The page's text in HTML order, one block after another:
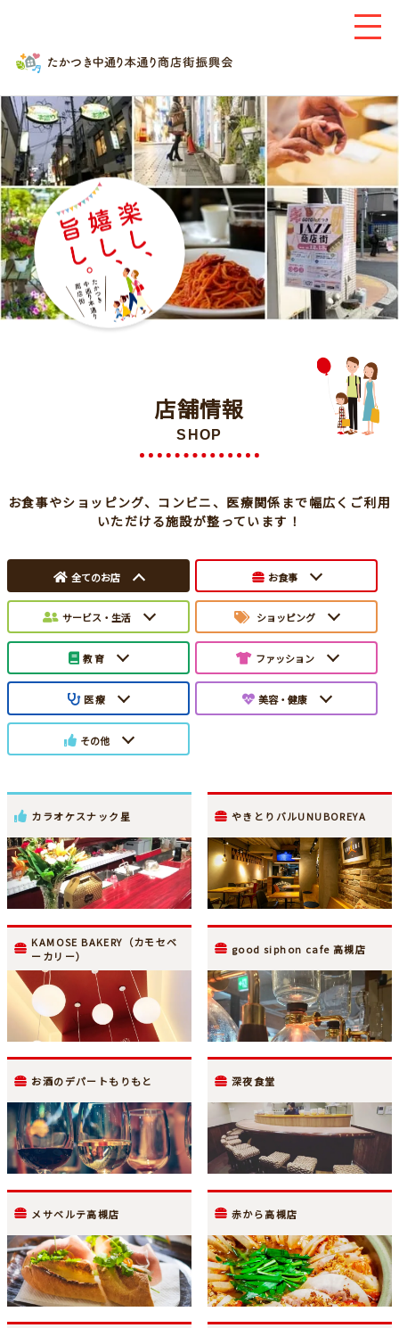
店舗情報
SHOP
お食事やショッピング、コンビニ、医療関係まで幅広くご利用
いただける施設が整っています！
全てのお店 お食事
サービス・生活 ショッピング
教 育 ファッション
医 療 美容・健康
その他
カラオケスナック星 やきとりバルUNUBOREYA
KAMOSE BAKERY（カモセベ
ーカリー）
good siphon cafe 高槻店
お酒のデパートもりもと 深夜食堂
メサベルテ高槻店 赤から高槻店